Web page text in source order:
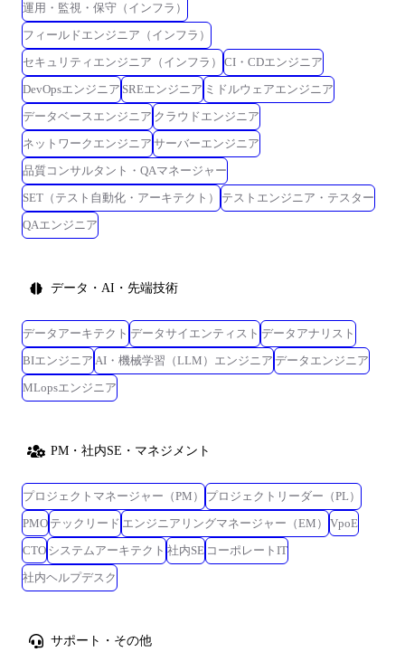
運用・監視・保守（インフラ）
フィールドエンジニア（インフラ）
セキュリティエンジニア（インフラ）
CI・CDエンジニア
DevOpsエンジニア SREエンジニア ミドルウェアエンジニア
データベースエンジニア クラウドエンジニア
ネットワークエンジニア サーバーエンジニア
品質コンサルタント・QAマネージャー
SET（テスト自動化・アーキテクト）
テストエンジニア・テスター
QAエンジニア
データ・AI・先端技術
データアーキテクト データサイエンティスト データアナリスト
BIエンジニア AI・機械学習（LLM）エンジニア データエンジニア
MLopsエンジニア
PM・社内SE・マネジメント
プロジェクトマネージャー（PM）
プロジェクトリーダー（PL）
PMO テックリード エンジニアリングマネージャー（EM）
VpoE
CTO システムアーキテクト 社内SE コーポレートIT
社内ヘルプデスク
サポート・その他